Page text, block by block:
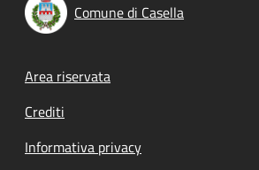
Comune di Casella
Footer menu
Area riservata
Crediti
Informativa privacy